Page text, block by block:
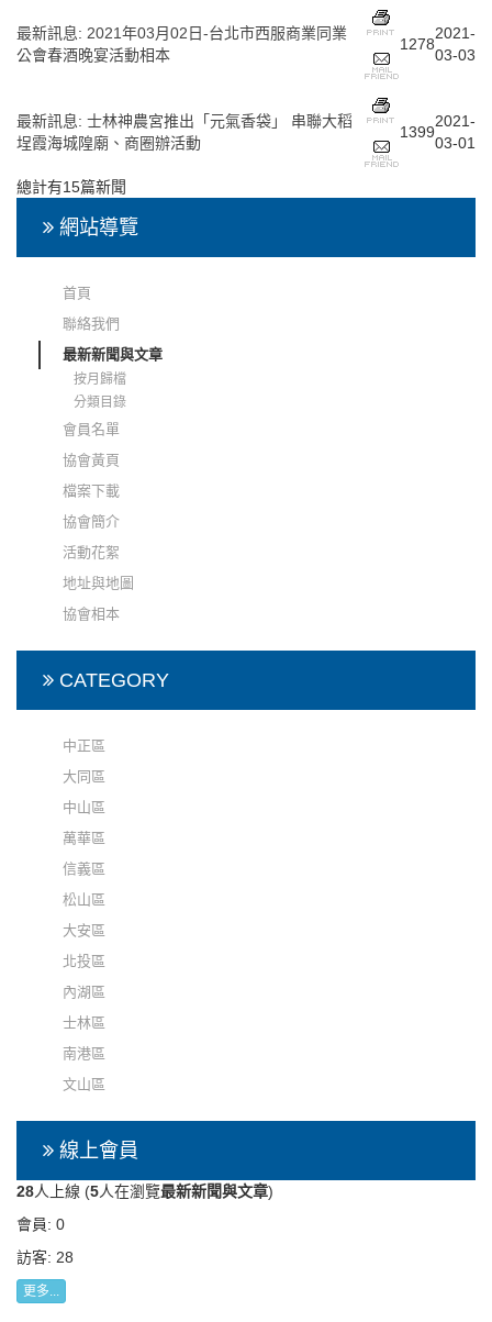
最新訊息: 2021年03月02日-台北市西服商業同業
公會春酒晚宴活動相本
1278
2021-
03-03
最新訊息: 士林神農宮推出「元氣香袋」 串聯大稻
埕霞海城隍廟、商圈辦活動
1399
2021-
03-01
總計有15篇新聞
網站導覽
首頁
聯絡我們
最新新聞與文章
按月歸檔
分類目錄
會員名單
協會黃頁
檔案下載
協會簡介
活動花絮
地址與地圖
協會相本
CATEGORY
中正區
大同區
中山區
萬華區
信義區
松山區
大安區
北投區
內湖區
士林區
南港區
文山區
線上會員
28人上線 (5人在瀏覽最新新聞與文章)
會員: 0
訪客: 28
更多...